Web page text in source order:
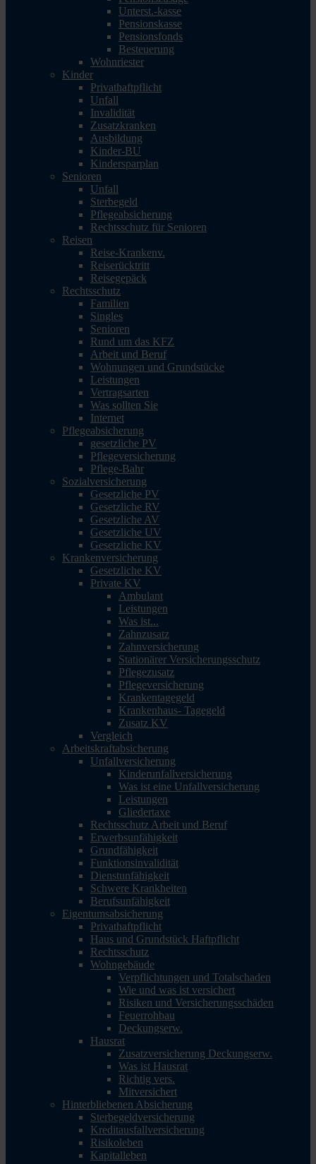
Unterst.-kasse
Pensionskasse
Pensionsfonds
Besteuerung
Wohnriester
Kinder
Privathaftpflicht
Unfall
Invalidität
Zusatzkranken
Ausbildung
Kinder-BU
Kindersparplan
Senioren
Unfall
Sterbegeld
Pflegeabsicherung
Rechtsschutz für Senioren
Reisen
Reise-Krankenv.
Reiserücktritt
Reisegepäck
Rechtsschutz
Familien
Singles
Senioren
Rund um das KFZ
Arbeit und Beruf
Wohnungen und Grundstücke
Leistungen
Vertragsarten
Was sollten Sie
Internet
Pflegeabsicherung
gesetzliche PV
Pflegeversicherung
Pflege-Bahr
Sozialversicherung
Gesetzliche PV
Gesetzliche RV
Gesetzliche AV
Gesetzliche UV
Gesetzliche KV
Krankenversicherung
Gesetzliche KV
Private KV
Ambulant
Leistungen
Was ist...
Zahnzusatz
Zahnversicherung
Stationärer Versicherungsschutz
Pflegezusatz
Pflegeversicherung
Krankentagegeld
Krankenhaus- Tagegeld
Zusatz KV
Vergleich
Arbeitskraftabsicherung
Unfallversicherung
Kinderunfallversicherung
Was ist eine Unfallversicherung
Leistungen
Gliedertaxe
Rechtsschutz Arbeit und Beruf
Erwerbsunfähigkeit
Grundfähigkeit
Funktionsinvalidität
Dienstunfähigkeit
Schwere Krankheiten
Berufsunfähigkeit
Eigentumsabsicherung
Privathaftpflicht
Haus und Grundstück Haftpflicht
Rechtsschutz
Wohngebäude
Verpflichtungen und Totalschaden
Wie und was ist versichert
Risiken und Versicherungsschäden
Feuerrohbau
Deckungserw.
Hausrat
Zusatzversicherung Deckungserw.
Was ist Hausrat
Richtig vers.
Mitversichert
Hinterbliebenen Absicherung
Sterbegeldversicherung
Kreditausfallversicherung
Risikoleben
Kapitalleben